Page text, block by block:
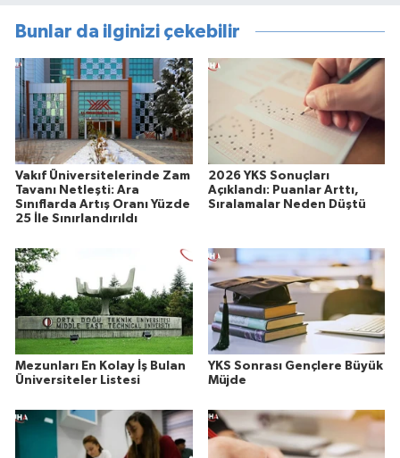
Bunlar da ilginizi çekebilir
Vakıf Üniversitelerinde Zam
Tavanı Netleşti: Ara
Sınıflarda Artış Oranı Yüzde
25 İle Sınırlandırıldı
2026 YKS Sonuçları
Açıklandı: Puanlar Arttı,
Sıralamalar Neden Düştü
Mezunları En Kolay İş Bulan
Üniversiteler Listesi
YKS Sonrası Gençlere Büyük
Müjde